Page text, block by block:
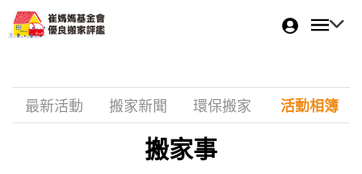
最新活動 搬家新聞 環保搬家 活動相簿
搬家事